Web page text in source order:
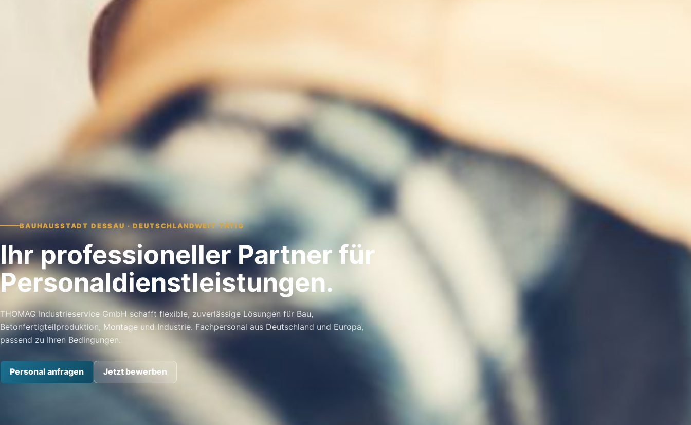
BAUHAUSSTADT DESSAU · DEUTSCHLANDWEIT TÄTIG
Ihr professioneller Partner für
Personal­dienst­leistungen.
THOMAG Industrieservice GmbH schafft flexible, zuverlässige Lösungen für Bau,
Betonfertigteilproduktion, Montage und Industrie. Fachpersonal aus Deutschland und Europa,
passend zu Ihren Bedingungen.
Personal anfragen Jetzt bewerben